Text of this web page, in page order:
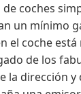
coches
un mínimo
el coche
de los
la dirección